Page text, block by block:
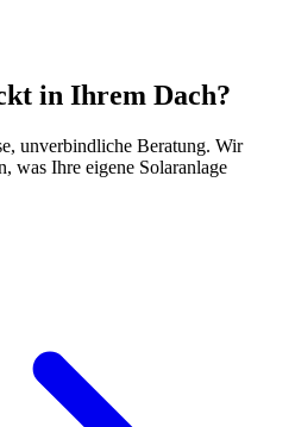
in Ihrem Dach?
unverbindliche Beratung. Wir
was Ihre eigene Solaranlage